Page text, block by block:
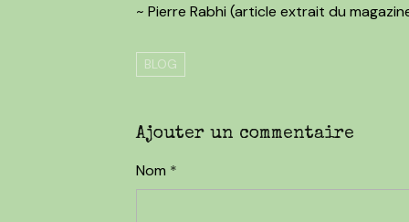
~ Pierre Rabhi (article extrait du
BLOG
Ajouter un commentaire
Nom